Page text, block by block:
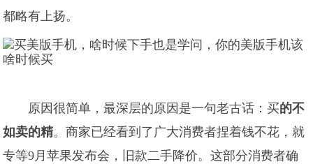
都略有上扬。
原因很简单，最深层的原因是一句老古话：买的不
如卖的精。商家已经看到了广大消费者捏着钱不花，就
专等9月苹果发布会，旧款二手降价。这部分消费者确